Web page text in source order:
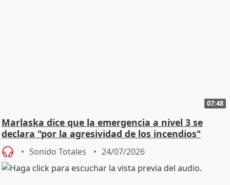
07:48
Marlaska dice que la emergencia a nivel 3 se
declara "por la agresividad de los incendios"
Sonido Totales 24/07/2026